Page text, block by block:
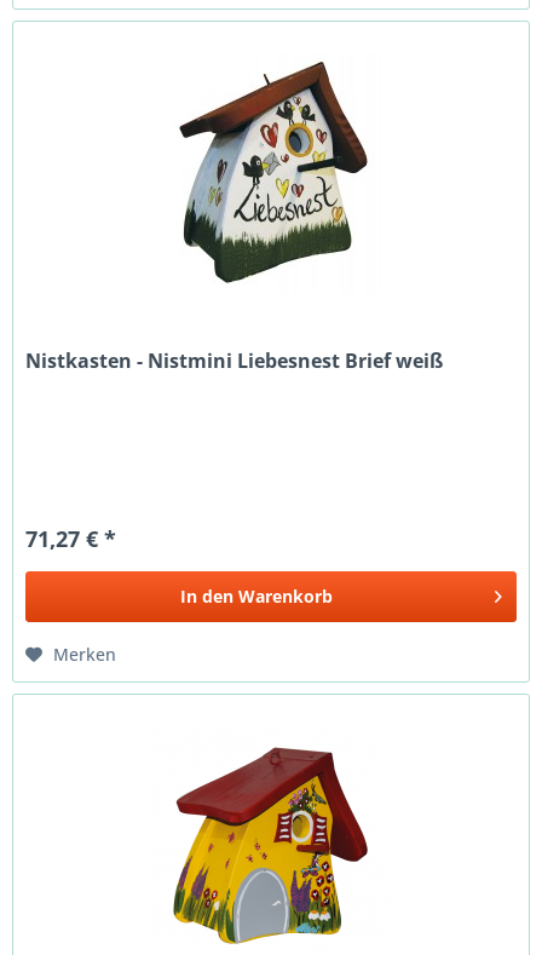
Nistkasten - Nistmini Liebesnest Brief weiß
71,27 € *
In den Warenkorb
Merken